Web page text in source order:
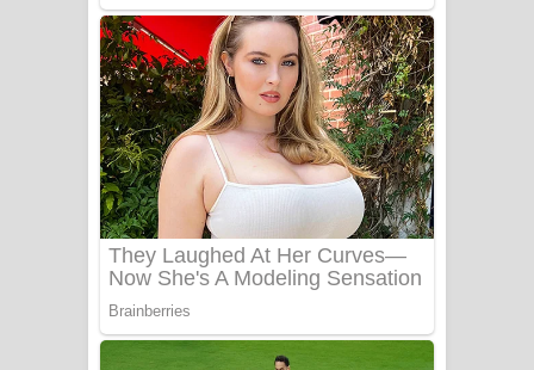
Adare Wadi Nisa Song Lyrics - ආදරේ
වැඩි නිසා ගීතයේ පද පෙළ
UNUHUMA Song Lyrics - උණුහුම
ගීතයේ පද පෙළ
Katakara Song Lyrics - කටකාර ගීතයේ
පද පෙළ
Tharu Yaye Dilena Song Lyrics - තරු